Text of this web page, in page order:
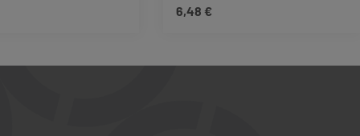
Regulärer Preis:
6,48 €